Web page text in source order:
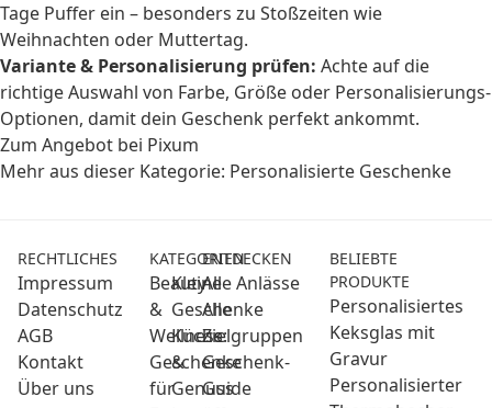
Tage Puffer ein – besonders zu Stoßzeiten wie
Weihnachten oder Muttertag.
Variante & Personalisierung prüfen: Achte auf die
richtige Auswahl von Farbe, Größe oder Personalisierungs-
Optionen, damit dein Geschenk perfekt ankommt.
Zum Angebot bei Pixum
Mehr aus dieser Kategorie: Personalisierte Geschenke
RECHTLICHES
Impressum
Datenschutz
AGB
Kontakt
Über uns
KATEGORIEN
Beauty
&
Wellness:
Geschenke
für
Kleine
Geschenke
Küche
&
Genuss
ENTDECKEN
Alle Anlässe
Alle
Zielgruppen
Geschenk-
Guide
BELIEBTE
PRODUKTE
Personalisiertes
Keksglas mit
Gravur
Personalisierter